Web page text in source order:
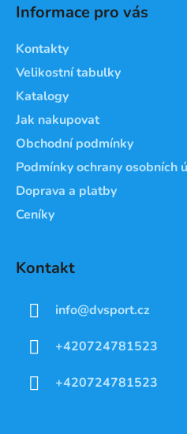
Informace pro vás
Kontakty
Velikostní tabulky
Katalogy
Jak nakupovat
Obchodní podmínky
Podmínky ochrany osobních
Doprava a platby
Ceníky
Kontakt
info@dvsport.cz
+420724781523
+420724781523